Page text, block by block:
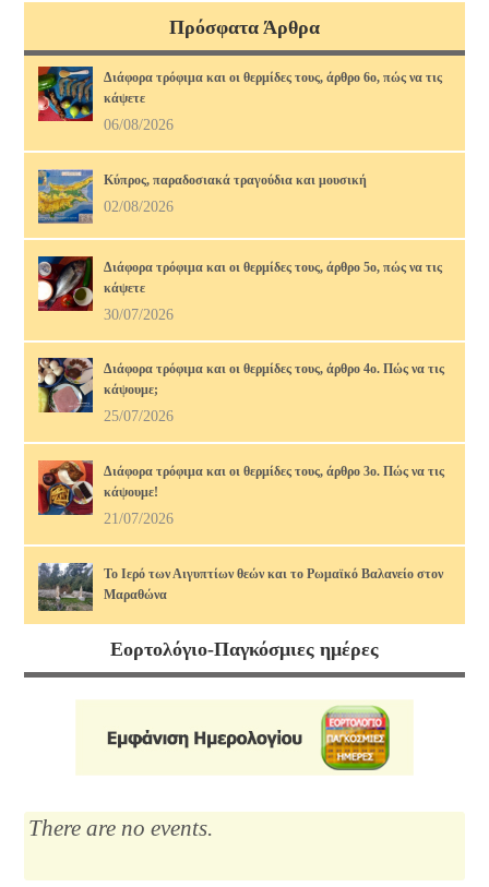
Πρόσφατα Άρθρα
Διάφορα τρόφιμα και οι θερμίδες τους, άρθρο 6ο, πώς να τις
κάψετε
06/08/2026
Κύπρος, παραδοσιακά τραγούδια και μουσική
02/08/2026
Διάφορα τρόφιμα και οι θερμίδες τους, άρθρο 5ο, πώς να τις
κάψετε
30/07/2026
Διάφορα τρόφιμα και οι θερμίδες τους, άρθρο 4ο. Πώς να τις
κάψουμε;
25/07/2026
Διάφορα τρόφιμα και οι θερμίδες τους, άρθρο 3ο. Πώς να τις
κάψουμε!
21/07/2026
Το Ιερό των Αιγυπτίων θεών και το Ρωμαϊκό Βαλανείο στον
Μαραθώνα
17/07/2026
Διάφορα τρόφιμα και οι θερμίδες τους, άρθρο 2ο. Πώς να τις
κάψουμε!
Μαρία Κάλλας, η αιώνια: οι ωραιότερες άριες
Εορτολόγιο-Παγκόσμιες ημέρες
There are no events.